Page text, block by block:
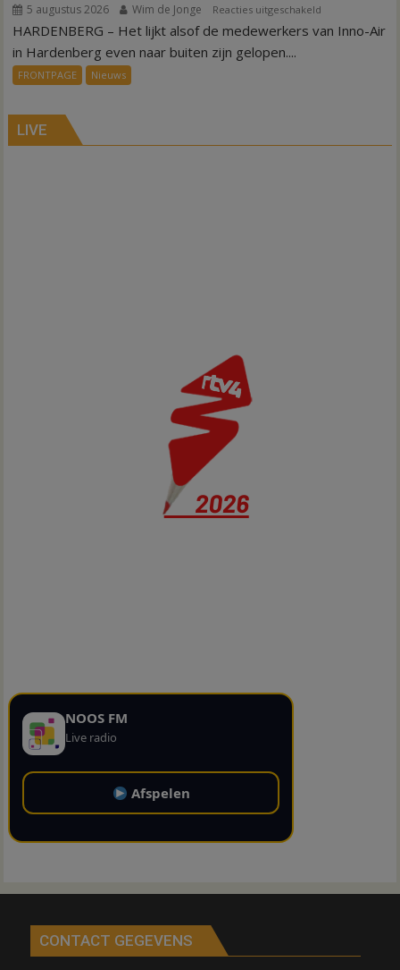
5 augustus 2026 Wim de Jonge Reacties uitgeschakeld
Warmte
HARDENBERG – Het lijkt alsof de medewerkers van Inno-Air
in Hardenberg even naar buiten zijn gelopen....
FRONTPAGE Nieuws
LIVE
NOOS FM
Live radio
Afspelen
CONTACT GEGEVENS